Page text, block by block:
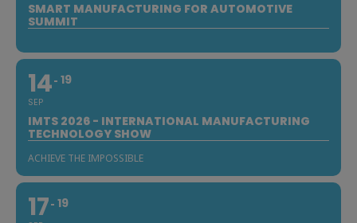
SMART MANUFACTURING FOR AUTOMOTIVE
SUMMIT
14
SEP
19
IMTS 2026 - INTERNATIONAL MANUFACTURING
TECHNOLOGY SHOW
ACHIEVE THE IMPOSSIBLE
17 19